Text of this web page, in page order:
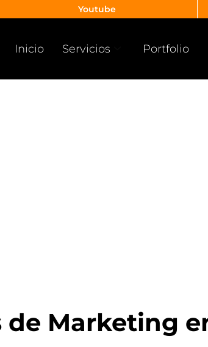
Youtube
Inicio Servicios Portfolio
de Marketing